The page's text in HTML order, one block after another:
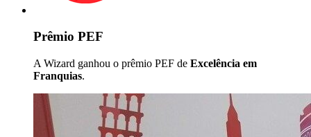
Prêmio PEF
A Wizard ganhou o prêmio PEF de Excelência em
Franquias.